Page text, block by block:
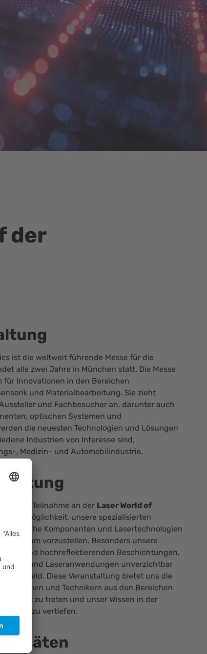
der
ist die weltweit führende Messe für die
alle zwei Jahre in München statt. Die Messe
Innovationen in den Bereichen
und Materialbearbeitung. Sie zieht
und Fachbesucher an, darunter auch
optischen Systemen und
die neuesten Technologien und Lösungen
Industrien von Interesse sind,
, Medizin- und Automobilindustrie.
ist die Teilnahme an der Laser World of
Möglichkeit, unsere spezialisierten
optische Komponenten und Lasertechnologien
vorzustellen. Besonders unsere
und hochreflektierenden Beschichtungen,
und Laseranwendungen unverzichtbar
Umfeld. Diese Veranstaltung bietet uns die
und Technikern aus den Bereichen
Kontakt zu treten und unser Wissen in der
weiter zu vertiefen.